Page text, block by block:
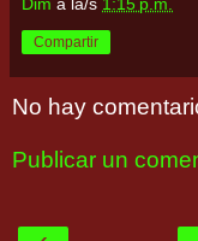
Compartir
No hay
Publicar un